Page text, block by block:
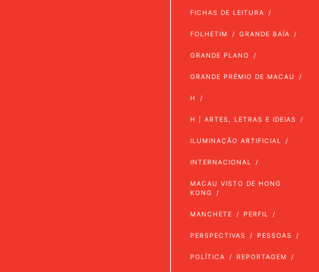
FICHAS DE LEITURA
FOLHETIM GRANDE BAÍA
GRANDE PLANO
GRANDE PRÉMIO DE MACAU
H
H | ARTES, LETRAS E IDEIAS
ILUMINAÇÃO ARTIFICIAL
INTERNACIONAL
MACAU VISTO DE HONG
KONG
MANCHETE PERFIL
PERSPECTIVAS PESSOAS
POLÍTICA REPORTAGEM